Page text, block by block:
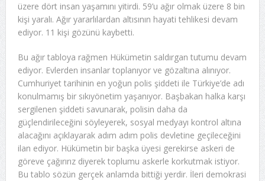
üzere dört insan yaşamını yitirdi. 59’u ağır olmak üzere 8 bin
kişi yaralı. Ağır yararlılardan altısının hayati tehlikesi devam
ediyor. 11 kişi gözünü kaybetti.
Bu ağır tabloya rağmen Hükümetin saldırgan tutumu devam
ediyor. Evlerden insanlar toplanıyor ve gözaltına alınıyor.
Cumhuriyet tarihinin en yoğun polis şiddeti ile Türkiye’de adı
konulmamış bir sıkıyönetim yaşanıyor. Başbakan halka karşı
sergilenen şiddeti savunarak, polisin daha da
güçlendirileceğini söyleyerek, sosyal medyayı kontrol altına
alacağını açıklayarak adım adım polis devletine geçileceğini
ilan ediyor. Hükümetin bir başka üyesi gerekirse askeri de
göreve çağırırız diyerek toplumu askerle korkutmak istiyor.
Bu tablo sözün gerçek anlamda bittiği yerdir. İleri demokrasi